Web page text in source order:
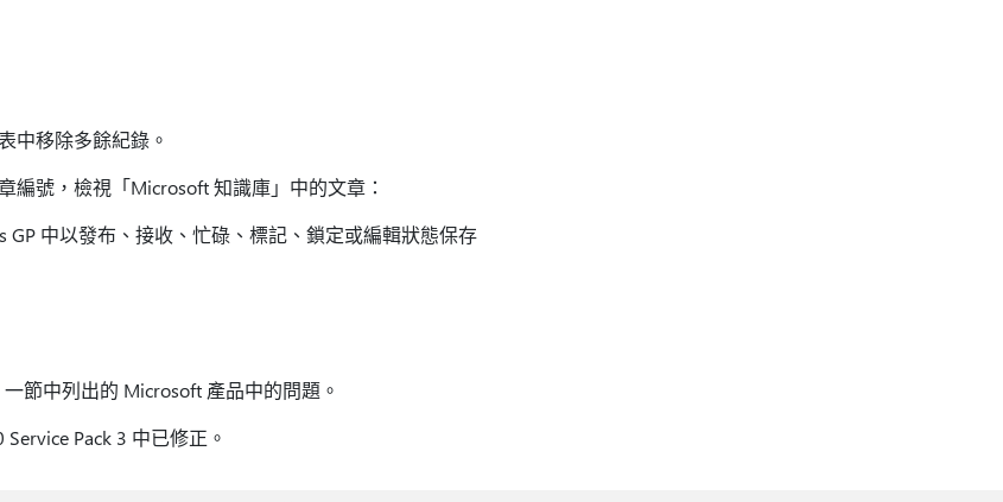
中移除多餘紀錄。
編號，檢視「Microsoft 知識庫」中的文章：
GP 中以發布、接收、忙碌、標記、鎖定或編輯狀態保存
節中列出的 Microsoft 產品中的問題。
Pack 3 中已修正。